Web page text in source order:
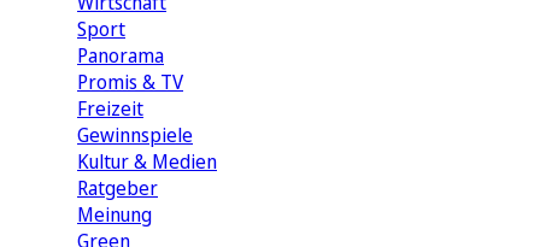
Sport
Panorama
Promis & TV
Freizeit
Gewinnspiele
Kultur & Medien
Ratgeber
Meinung
Green